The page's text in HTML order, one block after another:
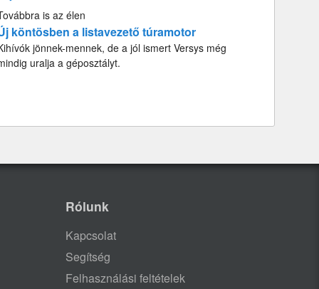
is az élen
köntösben a listavezető túramotor
jönnek-mennek, de a jól ismert Versys még
uralja a géposztályt.
Rólunk
Kapcsolat
Segítség
Felhasználási feltételek